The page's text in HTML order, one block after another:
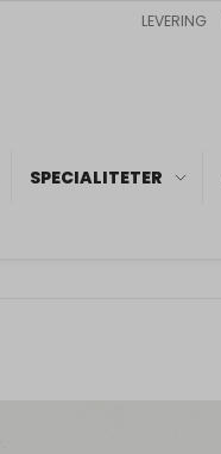
LEVERING
SPECIALITETER